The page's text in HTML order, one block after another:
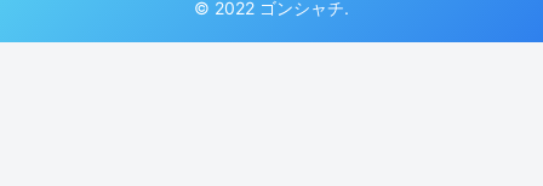
© 2022 ゴンシャチ.